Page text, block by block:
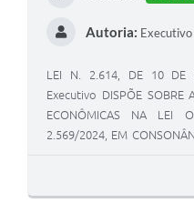
Autoria: Executivo
LEI N. 2.614, DE 10 DE
Executivo DISPÕE SOBRE
ECONÔMICAS NA LEI
2.569/2024, EM